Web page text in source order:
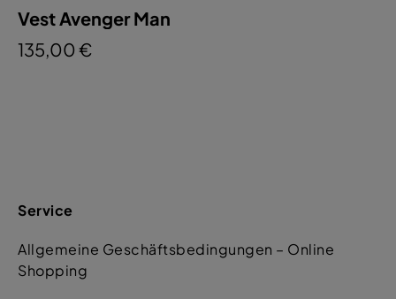
Vest Avenger Man
135,00 €
Service
Allgemeine Geschäftsbedingungen – Online
Shopping